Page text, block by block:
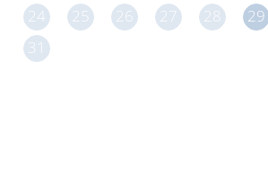
24 25 26 27 28 29
31